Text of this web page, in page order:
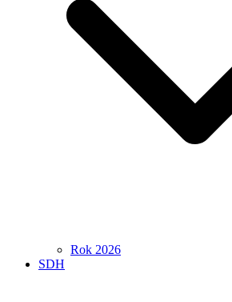
Rok 2026
SDH